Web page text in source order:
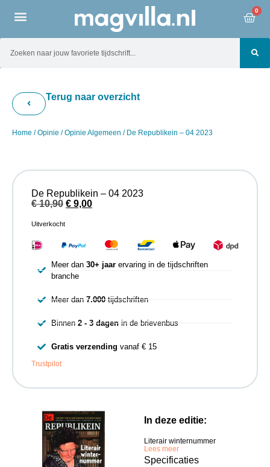
0
Terug naar overzicht
Home /Opinie /Opinie Algemeen / De Republikein – 04 2023
In deze editie:
Literair winternummer
Lees meer
Specificaties
De Republikein – 04 2023
€10,90 € 9,00
Uitverkocht
Meer dan 30+ jaarervaring in de tijdschriften
branche
Meer dan 7.000tijdschriften
Binnen 2 - 3 dagenin de brievenbus
Gratis verzending vanaf € 15
Trustpilot